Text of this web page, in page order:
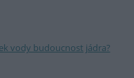
vody budoucnost jádra?